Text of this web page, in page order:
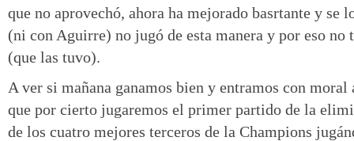
que no aprovechó, ahora ha mejorado basrtante y se
(ni con Aguirre) no jugó de esta manera y por eso no
(que las tuvo).
A ver si mañana ganamos bien y entramos con moral
que por cierto jugaremos el primer partido de la
de los cuatro mejores terceros de la Champions